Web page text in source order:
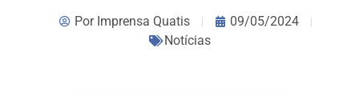
PorImprensa Quatis
09/05/2024
Notícias